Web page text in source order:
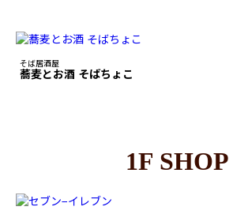
そば居酒屋
蕎麦とお酒 そばちょこ
1F SHOP